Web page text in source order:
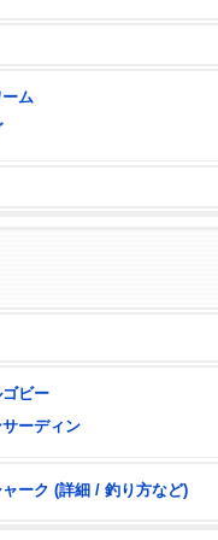
ム
ビー
ーディン
ーク (詳細 / 釣り方など)